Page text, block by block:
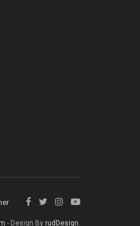
- Design By rudDesign.